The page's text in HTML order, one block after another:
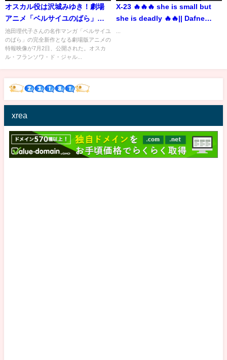
オスカル役は沢城みゆき！劇場
アニメ「ベルサイユのばら」特
報解禁
池田理代子さんの名作マンガ「ベルサイユ
のばら」の完全新作となる劇場版アニメの
特報映像が7月2日、公開された。オスカ
ル・フランソワ・ド・ジャル...
X-23 🔥🔥🔥 she is small but
she is deadly 🔥🔥|| Dafne
xrea